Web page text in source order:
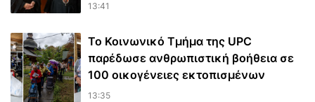
13:41
Το Κοινωνικό Τμήμα της UPC
παρέδωσε ανθρωπιστική βοήθεια σε
100 οικογένειες εκτοπισμένων
13:35